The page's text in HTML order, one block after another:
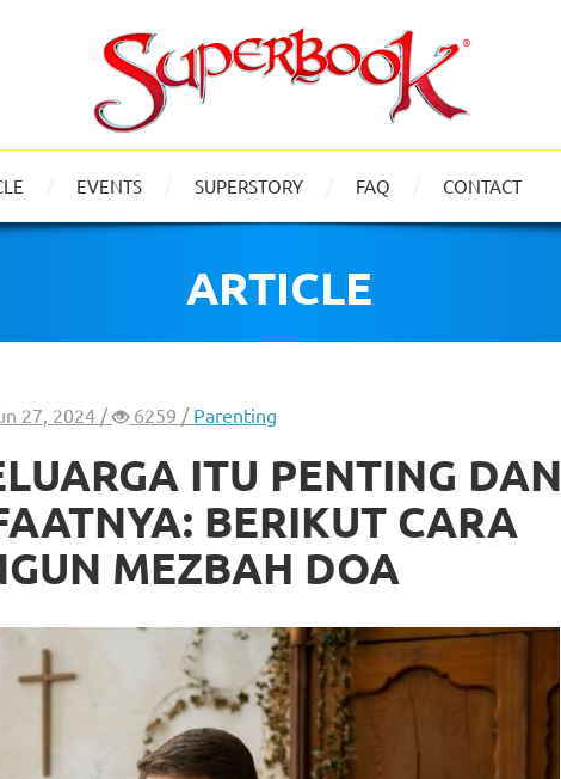
EVENTS SUPERSTORY FAQ CONTACT
ARTICLE
27, 2024 / 6259 / Parenting
ITU PENTING DAN
BERIKUT CARA
MEZBAH DOA